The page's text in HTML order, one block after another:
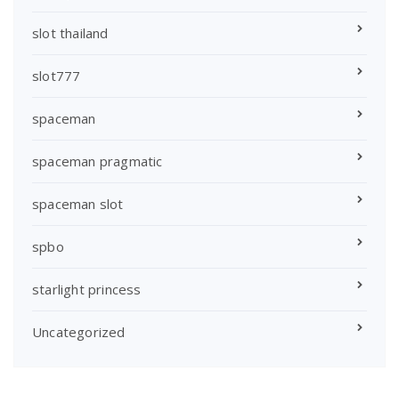
slot thailand
slot777
spaceman
spaceman pragmatic
spaceman slot
spbo
starlight princess
Uncategorized